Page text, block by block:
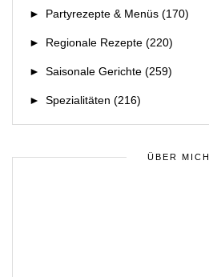
► Partyrezepte & Menüs (170)
► Regionale Rezepte (220)
► Saisonale Gerichte (259)
► Spezialitäten (216)
ÜBER MICH